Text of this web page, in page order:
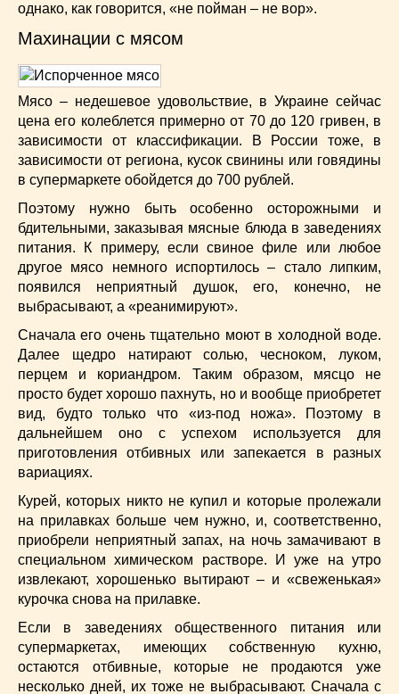
однако, как говорится, «не пойман – не вор».
Махинации с мясом
Мясо – недешевое удовольствие, в Украине сейчас
цена его колеблется примерно от 70 до 120 гривен, в
зависимости от классификации. В России тоже, в
зависимости от региона, кусок свинины или говядины
в супермаркете обойдется до 700 рублей.
Поэтому нужно быть особенно осторожными и
бдительными, заказывая мясные блюда в заведениях
питания. К примеру, если свиное филе или любое
другое мясо немного испортилось – стало липким,
появился неприятный душок, его, конечно, не
выбрасывают, а «реанимируют».
Сначала его очень тщательно моют в холодной воде.
Далее щедро натирают солью, чесноком, луком,
перцем и кориандром. Таким образом, мясцо не
просто будет хорошо пахнуть, но и вообще приобретет
вид, будто только что «из-под ножа». Поэтому в
дальнейшем оно с успехом используется для
приготовления отбивных или запекается в разных
вариациях.
Курей, которых никто не купил и которые пролежали
на прилавках больше чем нужно, и, соответственно,
приобрели неприятный запах, на ночь замачивают в
специальном химическом растворе. И уже на утро
извлекают, хорошенько вытирают – и «свеженькая»
курочка снова на прилавке.
Если в заведениях общественного питания или
супермаркетах, имеющих собственную кухню,
остаются отбивные, которые не продаются уже
несколько дней, их тоже не выбрасывают. Сначала с